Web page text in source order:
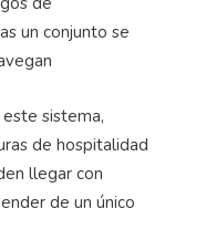
un conjunto se
sistema,
de hospitalidad
llegar con
de un único